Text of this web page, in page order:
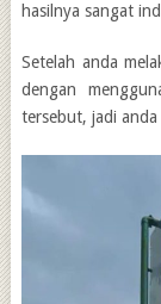
hasilnya sangat
Setelah anda
dengan
tersebut, jadi